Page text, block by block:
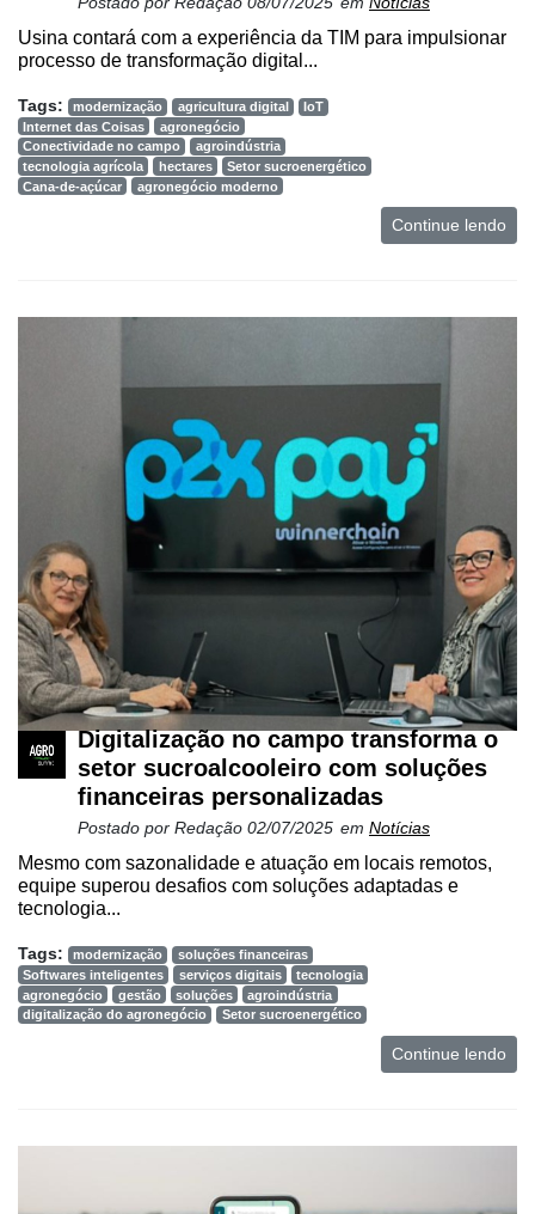
Usina contará com a experiência da TIM para impulsionar
processo de transformação digital...
Tags: modernização agricultura digital
IoT
Internet das Coisas
agronegócio
Conectividade no campo
agroindústria
tecnologia agrícola
hectares
Setor sucroenergético
Cana-de-açúcar
agronegócio moderno
Continue lendo
Digitalização no campo transforma o
setor sucroalcooleiro com soluções
financeiras personalizadas
Postado por Redação 02/07/2025 em Notícias
Mesmo com sazonalidade e atuação em locais remotos,
equipe superou desafios com soluções adaptadas e
tecnologia...
Tags: modernização
soluções financeiras
Softwares inteligentes
serviços digitais
tecnologia
agronegócio
gestão soluções
agroindústria
digitalização do agronegócio
Setor sucroenergético
Continue lendo